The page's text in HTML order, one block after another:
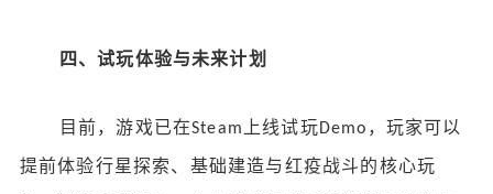
四、试玩体验与未来计划
目前，游戏已在Steam 上线试玩Demo ，玩家可以
提前体验行星探索、基础建造与红疫战斗的核心玩